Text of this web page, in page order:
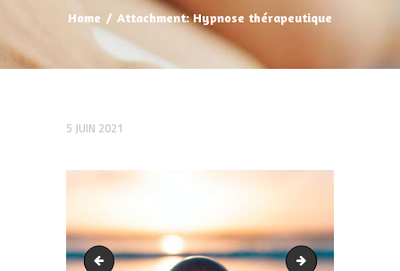
Home Attachment: Hypnose thérapeutique
5 JUIN 2021
slides_31.jpg Sans titre (15)